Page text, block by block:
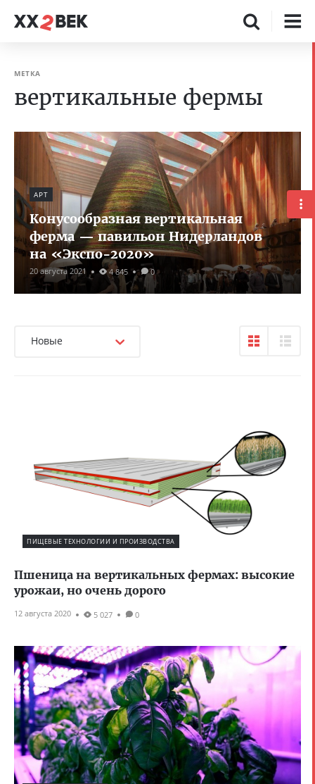
МЕТКА
вертикальные фермы
АРТ
Конусообразная вертикальная
ферма — павильон Нидерландов
на «Экспо-2020»
20 августа 2021 4 845 0
Новые
ПИЩЕВЫЕ ТЕХНОЛОГИИ И ПРОИЗВОДСТВА
Пшеница на вертикальных фермах: высокие
урожаи, но очень дорого
12 августа 2020 5 027 0